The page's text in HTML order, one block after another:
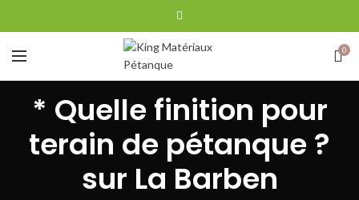
0
* Quelle finition pour
terain de pétanque ?
sur La Barben